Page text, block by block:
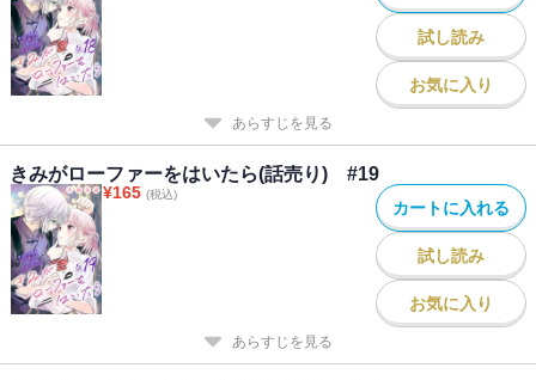
試し読み
お気に入り
あらすじを見る
きみがローファーをはいたら(話売り) #19
¥165 (税込)
カートに入れる
試し読み
お気に入り
あらすじを見る